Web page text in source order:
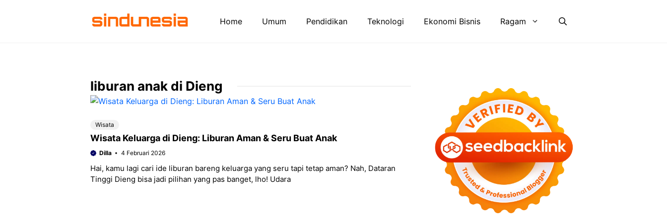
Home Umum Pendidikan Teknologi Ekonomi Bisnis Ragam
liburan anak di Dieng
Wisata
Wisata Keluarga di Dieng: Liburan Aman & Seru Buat Anak
Dilla 4 Februari 2026
Hai, kamu lagi cari ide liburan bareng keluarga yang seru tapi tetap aman? Nah, Dataran
Tinggi Dieng bisa jadi pilihan yang pas banget, lho! Udara